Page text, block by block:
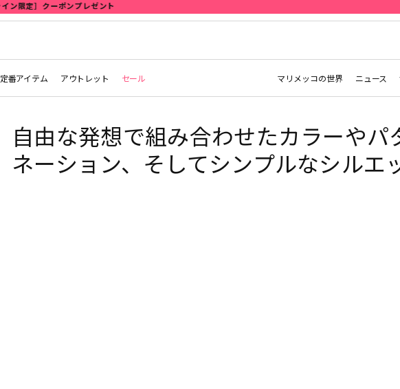
定番アイテム アウトレット セール マリメッコの世界 ニュース
自由な発想で組み合わせたカラーやパ
ネーション、そしてシンプルなシルエ